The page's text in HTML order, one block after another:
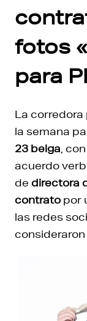
fotos
para
La corredora
la semana
23 belga,
acuerdo
de directora
contrato por
las redes